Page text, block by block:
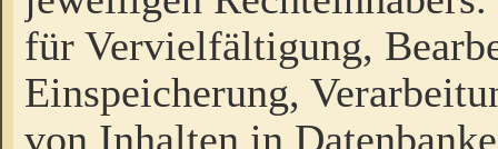
für Vervielfältigung,
Einspeicherung,
von Inhalten in